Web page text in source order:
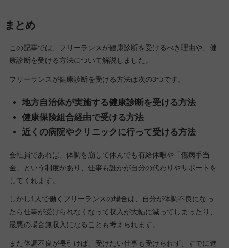
まとめ
この記事では、フリーランスが健康診断を受けるべき理由や、健
康診断を受ける方法について解説しました。
フリーランスが健康診断を受ける方法は次の3つです。
地方自治体が実施する健康診断を受ける方法
健康保険組合経由で受ける方法
近くの病院やクリニックに行って受ける方法
会社員であれば、体調を崩して休んでも有給休暇や「傷病手当
金」という制度があり、仕事も誰かが自分の代わりやサポートを
してくれます。
しかし1人で働くフリーランスの場合は、自分が体調不良になっ
たら仕事が受けられなくなって収入が大幅に減ってしまったり、
最悪の場合無収入になることも考えられます。
また体調不良が長引けば、受けたい仕事も受けられず、すでに進